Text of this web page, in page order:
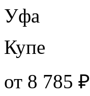
Уфа
Купе
от 8 785 ₽